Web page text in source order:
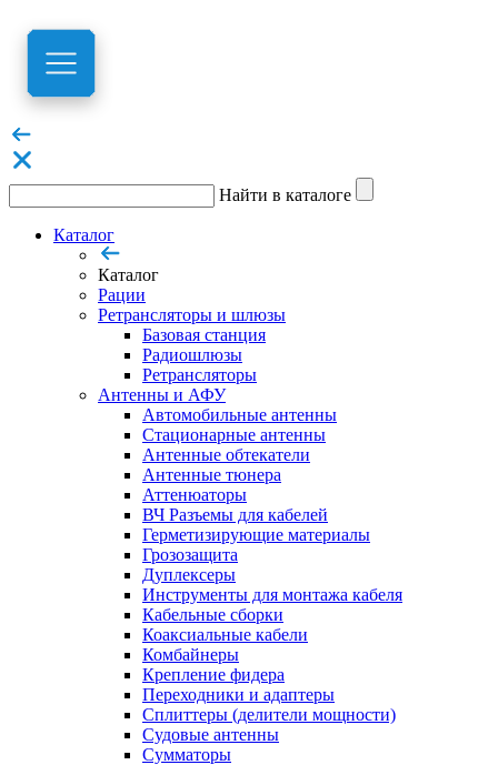
Найти в каталоге
Каталог
Каталог
Рации
Ретрансляторы и шлюзы
Базовая станция
Радиошлюзы
Ретрансляторы
Антенны и АФУ
Автомобильные антенны
Стационарные антенны
Антенные обтекатели
Антенные тюнера
Аттенюаторы
ВЧ Разъемы для кабелей
Герметизирующие материалы
Грозозащита
Дуплексеры
Инструменты для монтажа кабеля
Кабельные сборки
Коаксиальные кабели
Комбайнеры
Крепление фидера
Переходники и адаптеры
Сплиттеры (делители мощности)
Судовые антенны
Сумматоры